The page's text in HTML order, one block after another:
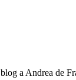
a Andrea de